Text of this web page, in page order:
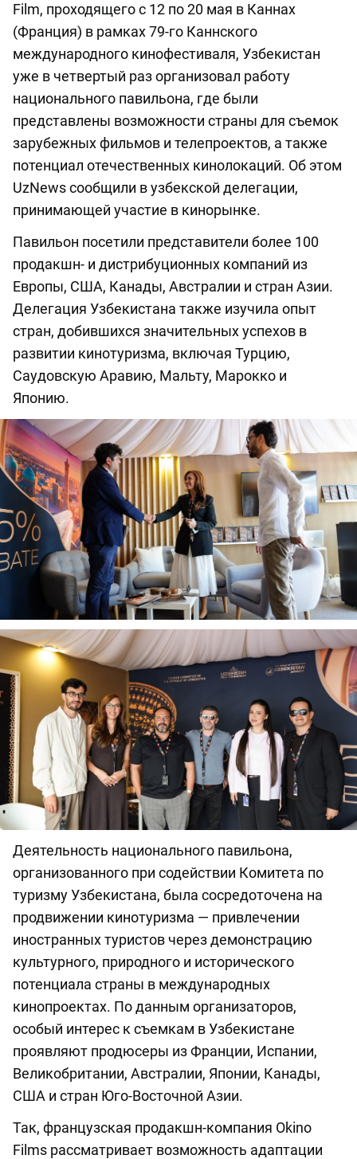
Film, проходящего с 12 по 20 мая в Каннах
(Франция) в рамках 79-го Каннского
международного кинофестиваля, Узбекистан
уже в четвертый раз организовал работу
национального павильона, где были
представлены возможности страны для съемок
зарубежных фильмов и телепроектов, а также
потенциал отечественных кинолокаций. Об этом
UzNews сообщили в узбекской делегации,
принимающей участие в кинорынке.
Павильон посетили представители более 100
продакшн- и дистрибуционных компаний из
Европы, США, Канады, Австралии и стран Азии.
Делегация Узбекистана также изучила опыт
стран, добившихся значительных успехов в
развитии кинотуризма, включая Турцию,
Саудовскую Аравию, Мальту, Марокко и
Японию.
Деятельность национального павильона,
организованного при содействии Комитета по
туризму Узбекистана, была сосредоточена на
продвижении кинотуризма — привлечении
иностранных туристов через демонстрацию
культурного, природного и исторического
потенциала страны в международных
кинопроектах. По данным организаторов,
особый интерес к съемкам в Узбекистане
проявляют продюсеры из Франции, Испании,
Великобритании, Австралии, Японии, Канады,
США и стран Юго-Восточной Азии.
Так, французская продакшн-компания Okino
Films рассматривает возможность адаптации